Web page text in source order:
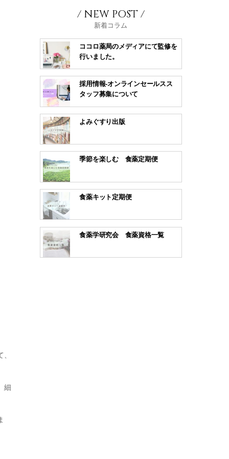
細
/ NEW POST /
新着コラム
ココロ薬局のメディアにて監修を
行いました。
採用情報-オンラインセールスス
タッフ募集について
よみぐすり出版
季節を楽しむ 食薬定期便
食薬キット定期便
食薬学研究会 食薬資格一覧